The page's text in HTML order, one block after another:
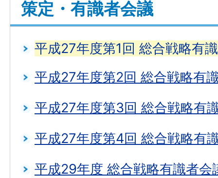
策定・有識者会議
平成27年度第1回 総合戦略有
平成27年度第2回 総合戦略有
平成27年度第3回 総合戦略有
平成27年度第4回 総合戦略有
平成29年度 総合戦略有識者会